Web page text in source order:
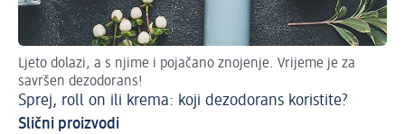
Ljeto dolazi, a s njime i pojačano znojenje. Vrijeme je za
savršen dezodorans!
Sprej, roll on ili krema: koji dezodorans koristite?
Slični proizvodi